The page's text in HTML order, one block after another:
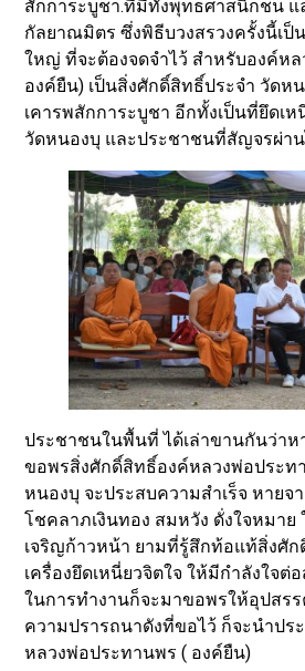
สักการะบูชา.ที่มีทั้งพุทธศาสนิกชน แ
กัลยาณมิตร ซึ่งพิธีบวงสรวงครั้งนี้เป็
ใหญ่ ที่จะต้องจดจำไว้ สำหรับองค์ห
องค์ยืน) เป็นสิ่งศักดิ์สิทธิ์ประจำ วัด
เคารพสักการะบูชา อีกทั้งเป็นที่ยึดเ
วัดหนองบุ และประชาชนที่สัญจรผ่า
ประชาชนในพื้นที่ ได้เล่าขานกันว่าห
ขอพรสิ่งศักดิ์สิทธิ์องค์หลวงพ่อประท
หนองบุ จะประสบความสำเร็จ หายจ
โชคลาภเงินทอง สมหวัง ดั่งใจหมาย
เจริญก้าวหน้า ยามที่รู้สึกท้อแท้สิ่งศั
เครื่องยึดเหนี่ยวจิตใจ ให้มีกำลังใจ
ในการทำงานก็จะมาขอพรให้อุปสร
ความปรารถนาดังที่ขอไว้ ก็จะนำปร
หลวงพ่อประทานพร ( องค์ยืน)